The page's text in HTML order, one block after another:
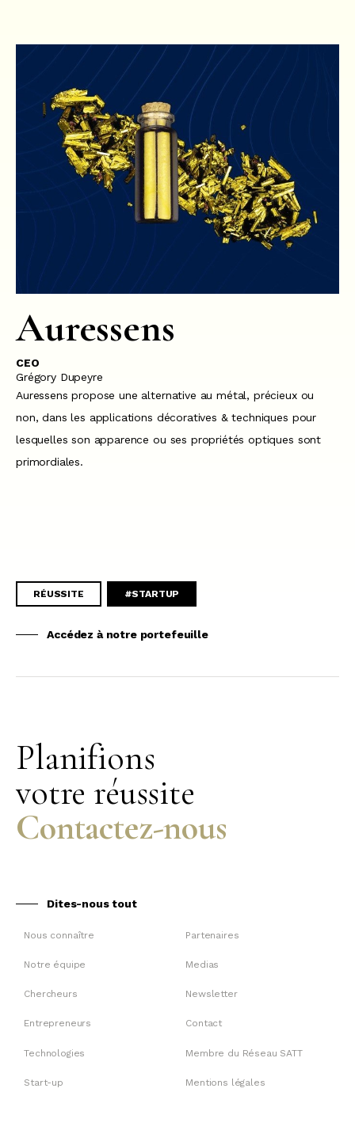
Auressens
CEO
Grégory Dupeyre
Auressens propose une alternative au métal, précieux ou
non, dans les applications décoratives & techniques pour
lesquelles son apparence ou ses propriétés optiques sont
primordiales.
RÉUSSITE #STARTUP
Accédez à notre portefeuille
Planifions
votre réussite
Contactez-nous
Dites-nous tout
Nous connaître
Notre équipe
Chercheurs
Entrepreneurs
Technologies
Start-up
Partenaires
Medias
Newsletter
Contact
Membre du Réseau SATT
Mentions légales